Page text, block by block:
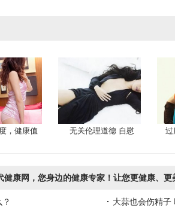
，健康值 无关伦理道德 自慰 过
健康网，您身边的健康专家！让您更健康、更
大蒜也会伤精子